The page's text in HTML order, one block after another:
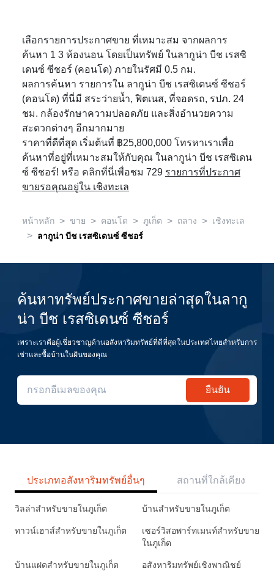
เลือกรายการประกาศขาย ที่เหมาะสม จากผลการ
ค้นหา 1 3 ห้องนอน โดยเป็นทรัพย์ ในลากูน่า บีช เรสซิ
เดนซ์ ซีชอร์ (คอนโด) ภายในรัศมี 0.5 กม.
ผลการค้นหา รายการใน ลากูน่า บีช เรสซิเดนซ์ ซีชอร์
(คอนโด) ที่นี่มี สระว่ายน้ำ, ฟิตเนส, ที่จอดรถ, รปภ. 24
ชม. กล้องรักษาความปลอดภัย และสิ่งอำนวยความ
สะดวกต่างๆ อีกมากมาย
ราคาที่ดีที่สุด เริ่มต้นที่ ฿25,800,000 โทรหาเราเพื่อ
ค้นหาที่อยู่ที่เหมาะสมให้กับคุณ ในลากูน่า บีช เรสซิเดน
ซ์ ซีชอร์! หรือ คลิกที่นี่เพื่อชม 729 รายการที่ประกาศ
ขายรอคุณอยู่ใน เชิงทะเล
หน้าหลัก > ขาย > คอนโด > ภูเก็ต > ถลาง > เชิงทะเล
> ลากูน่า บีช เรสซิเดนซ์ ซีชอร์
ค้นหาทรัพย์ประกาศขายล่าสุดในลากู
น่า บีช เรสซิเดนซ์ ซีชอร์
เพราะเราคือผู้เชี่ยวชาญด้านอสังหาริมทรัพย์ที่ดีที่สุดในประเทศไทยสำหรับการ
เช่าและซื้อบ้านในฝันของคุณ
ยืนยัน
ประเภทอสังหาริมทรัพย์อื่นๆ สถานที่ใกล้เคียง
วิลล่าสำหรับขายในภูเก็ต บ้านสำหรับขายในภูเก็ต
ทาวน์เฮาส์สำหรับขายในภูเก็ต
เซอร์วิสอพาร์ทเมนท์สำหรับขาย
ในภูเก็ต
บ้านแฝดสำหรับขายในภูเก็ต
อสังหาริมทรัพย์เชิงพาณิชย์